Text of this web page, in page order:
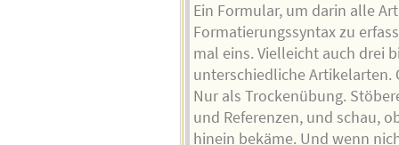
Ein Formular, um darin alle
Formatierungssyntax zu
mal eins. Vielleicht auch drei
unterschiedliche Artikelarten.
Nur als Trockenübung.
und Referenzen, und schau,
hinein bekäme. Und wenn